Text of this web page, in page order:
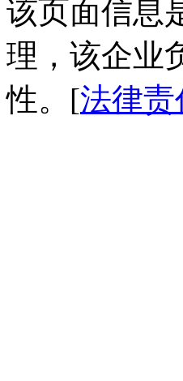
该页面信息
理，该企业
性。[法律责